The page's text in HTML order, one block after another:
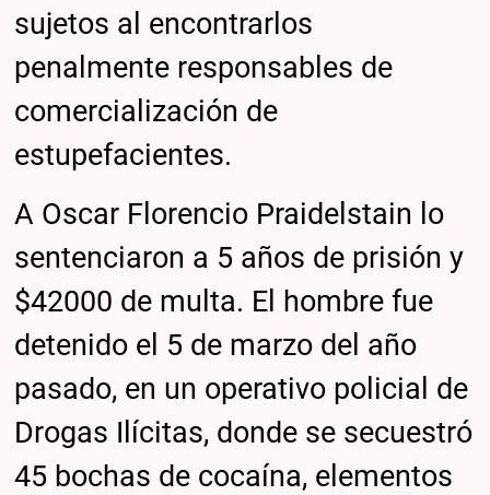
sujetos al encontrarlos
penalmente responsables de
comercialización de
estupefacientes.
A Oscar Florencio Praidelstain lo
sentenciaron a 5 años de prisión y
$42000 de multa. El hombre fue
detenido el 5 de marzo del año
pasado, en un operativo policial de
Drogas Ilícitas, donde se secuestró
45 bochas de cocaína, elementos